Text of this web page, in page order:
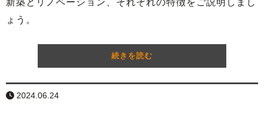
新築とリノベーション、それぞれの特徴をご説明しまし
ょう。
続きを読む
2024.06.24